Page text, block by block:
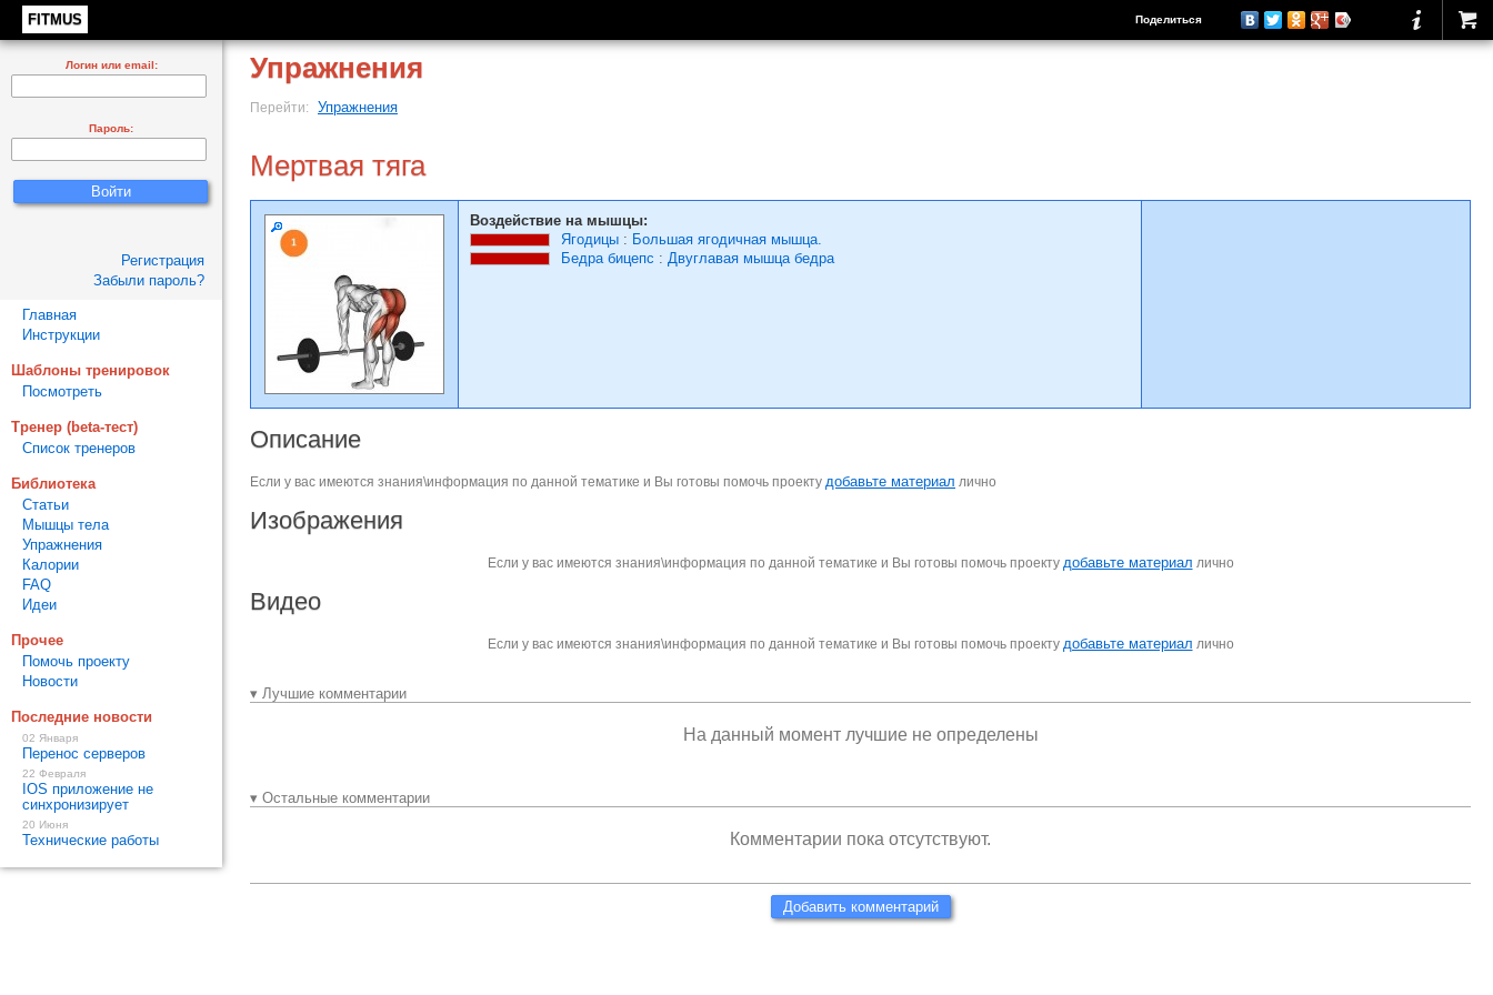
FITMUS Поделиться
Упражнения
Перейти: Упражнения
Мертвая тяга
Воздействие на мышцы:
Ягодицы : Большая ягодичная мышца.
Бедра бицепс : Двуглавая мышца бедра
Описание
Если у вас имеются знания\информация по данной тематике и Вы готовы помочь проекту добавьте материал лично
Изображения
Если у вас имеются знания\информация по данной тематике и Вы готовы помочь проекту добавьте материал лично
Видео
Если у вас имеются знания\информация по данной тематике и Вы готовы помочь проекту добавьте материал лично
▾ Лучшие комментарии
На данный момент лучшие не определены
▾ Остальные комментарии
Комментарии пока отсутствуют.
Добавить комментарий
Логин или email:
Пароль:
Регистрация
Забыли пароль?
Главная
Инструкции
Шаблоны тренировок
Посмотреть
Тренер (beta-тест)
Список тренеров
Библиотека
Статьи
Мышцы тела
Упражнения
Калории
FAQ
Идеи
Прочее
Помочь проекту
Новости
Последние новости
02 Января
Перенос серверов
22 Февраля
IOS приложение не
синхронизирует
20 Июня
Технические работы